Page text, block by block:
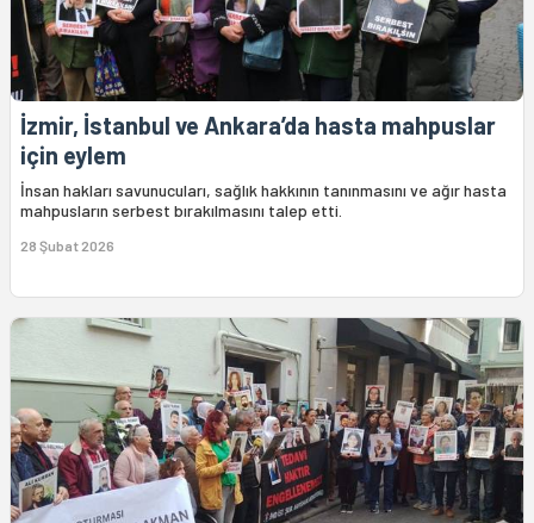
İzmir, İstanbul ve Ankara’da hasta mahpuslar
için eylem
İnsan hakları savunucuları, sağlık hakkının tanınmasını ve ağır hasta
mahpusların serbest bırakılmasını talep etti.
28 Şubat 2026